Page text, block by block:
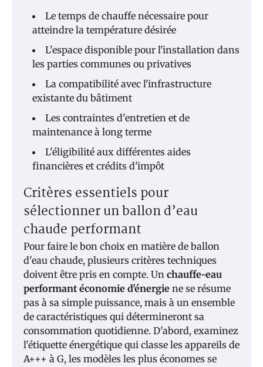
Le temps de chauffe nécessaire pour
atteindre la température désirée
L'espace disponible pour l'installation dans
les parties communes ou privatives
La compatibilité avec l'infrastructure
existante du bâtiment
Les contraintes d'entretien et de
maintenance à long terme
L'éligibilité aux différentes aides
financières et crédits d'impôt
Critères essentiels pour
sélectionner un ballon d’eau
chaude performant
Pour faire le bon choix en matière de ballon
d'eau chaude, plusieurs critères techniques
doivent être pris en compte. Un chauffe-eau
performant économie d'énergie ne se résume
pas à sa simple puissance, mais à un ensemble
de caractéristiques qui détermineront sa
consommation quotidienne. D'abord, examinez
l'étiquette énergétique qui classe les appareils de
A+++ à G, les modèles les plus économes se